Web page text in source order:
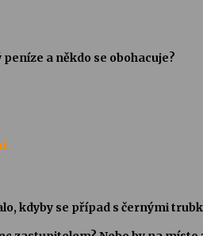
a někdo se obohacuje?
kdyby se případ s černými